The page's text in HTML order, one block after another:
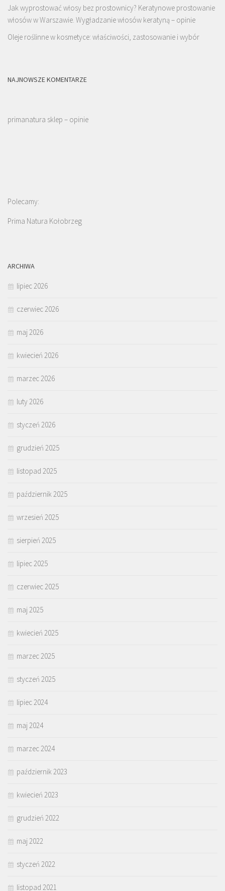
Jak wyprostować włosy bez prostownicy? Keratynowe prostowanie
włosów w Warszawie. Wygładzanie włosów keratyną – opinie
Oleje roślinne w kosmetyce: właściwości, zastosowanie i wybór
NAJNOWSZE KOMENTARZE
primanatura sklep – opinie
Polecamy:
Prima Natura Kołobrzeg
ARCHIWA
lipiec 2026
czerwiec 2026
maj 2026
kwiecień 2026
marzec 2026
luty 2026
styczeń 2026
grudzień 2025
listopad 2025
październik 2025
wrzesień 2025
sierpień 2025
lipiec 2025
czerwiec 2025
maj 2025
kwiecień 2025
marzec 2025
styczeń 2025
lipiec 2024
maj 2024
marzec 2024
październik 2023
kwiecień 2023
grudzień 2022
maj 2022
styczeń 2022
listopad 2021